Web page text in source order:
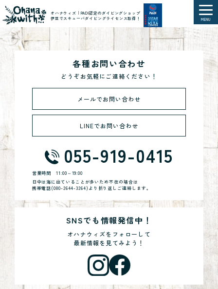
オハナウィズ｜PADI認定のダイビングショップ
伊豆でスキューバダイビングライセンス取得！
MENU
各種お問い合わせ
どうぞお気軽にご連絡ください！
メールでお問い合わせ
LINEでお問い合わせ
055-919-0415
営業時間11:00～19:00
日中は海に出ていることが多いため不在の場合は
携帯電話(080-2644-3264)より折り返しご連絡します。
SNSでも情報発信中！
オハナウィズをフォローして
最新情報を見てみよう！